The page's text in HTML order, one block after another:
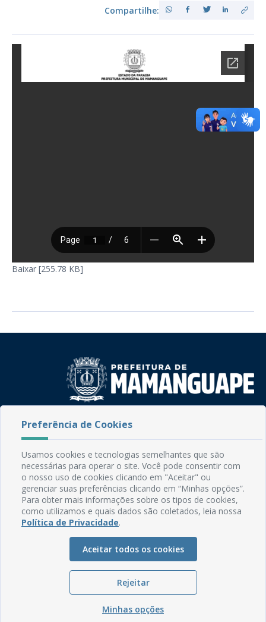
Compartilhe:
Baixar [255.78 KB]
Rua do Imperador, 78, Centro
Email: comunicacao@mamanguape.pb.gov.br
Expediente: Segunda à Sexta, das 08h às 13h
Mapa do Site
Perguntas frequentes
Glossário
Ouvidoria
Serviços Internos
Política de Privacidade
Preferência de Cookies
Usamos cookies e tecnologias semelhantes que são
necessárias para operar o site. Você pode consentir com
o nosso uso de cookies clicando em "Aceitar" ou
gerenciar suas preferências clicando em “Minhas opções”.
Para obter mais informações sobre os tipos de cookies,
como utilizamos e quais dados são coletados, leia nossa
Política de Privacidade.
Aceitar todos os cookies
Rejeitar
Minhas opções